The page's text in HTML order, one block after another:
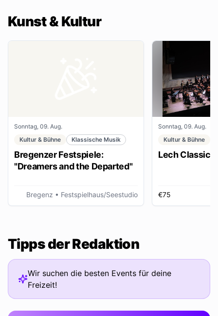
Kunst & Kultur
Sonntag, 09. Aug.
Kultur & Bühne
Klassische Musik
Bregenzer Festspiele:
"Dreamers and the Departed"
Bregenz • Festspielhaus/Seestudio
Sonntag, 09. Aug.
Kultur & Bühne
Lech Classic
€75
Tipps der Redaktion
Wir suchen die besten Events für deine
Freizeit!